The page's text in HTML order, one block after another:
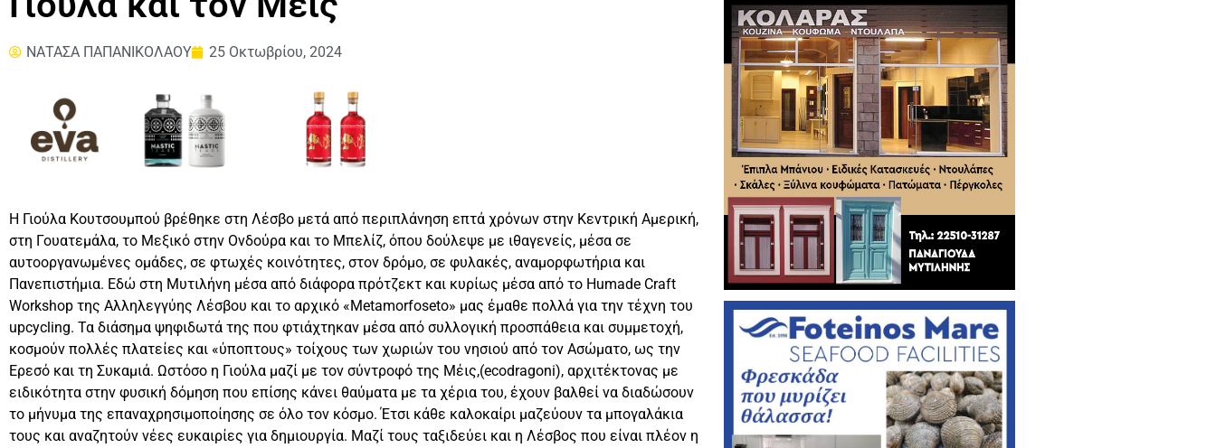
ΝΑΤΑΣΑ ΠΑΠΑΝΙΚΟΛΑΟΥ 25 Οκτωβρίου, 2024
Η Γιούλα Κουτσουμπού βρέθηκε στη Λέσβο μετά από περιπλάνηση επτά χρόνων στην Κεντρική Αμερική,
στη Γουατεμάλα, το Μεξικό στην Ονδούρα και το Μπελίζ, όπου δούλεψε με ιθαγενείς, μέσα σε
αυτοοργανωμένες ομάδες, σε φτωχές κοινότητες, στον δρόμο, σε φυλακές, αναμορφωτήρια και
Πανεπιστήμια. Εδώ στη Μυτιλήνη μέσα από διάφορα πρότζεκτ και κυρίως μέσα από το Humade Craft
Workshop της Αλληλεγγύης Λέσβου και το αρχικό «Metamorfoseto» μας έμαθε πολλά για την τέχνη του
upcycling. Τα διάσημα ψηφιδωτά της που φτιάχτηκαν μέσα από συλλογική προσπάθεια και συμμετοχή,
κοσμούν πολλές πλατείες και «ύποπτους» τοίχους των χωριών του νησιού από τον Ασώματο, ως την
Ερεσό και τη Συκαμιά. Ωστόσο η Γιούλα μαζί με τον σύντροφό της Μέις,(ecodragoni), αρχιτέκτονας με
ειδικότητα στην φυσική δόμηση που επίσης κάνει θαύματα με τα χέρια του, έχουν βαλθεί να διαδώσουν
το μήνυμα της επαναχρησιμοποίησης σε όλο τον κόσμο. Έτσι κάθε καλοκαίρι μαζεύουν τα μπογαλάκια
τους και αναζητούν νέες ευκαιρίες για δημιουργία. Μαζί τους ταξιδεύει και η Λέσβος που είναι πλέον η